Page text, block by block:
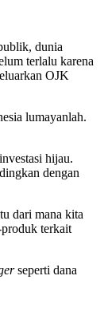
dunia
terlalu karena
OJK
lumayanlah.
hijau.
dengan
dari mana kita
produk terkait
seperti dana